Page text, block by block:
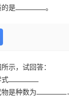
是
。
示，试回答：
是种数为
．